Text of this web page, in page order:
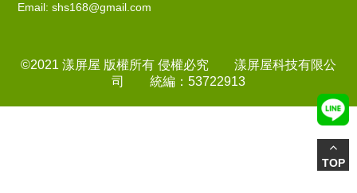
Email: shs168@gmail.com
©2021 漾屏屋 版權所有 侵權必究 漾屏屋科技有限公
司 統編：53722913
TOP